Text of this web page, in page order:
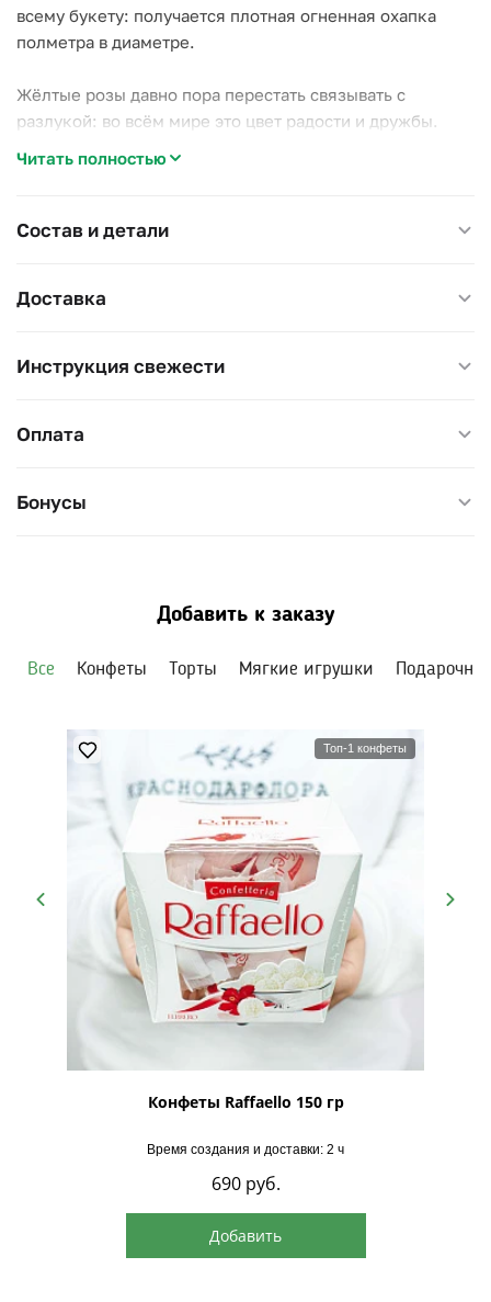
всему букету: получается плотная огненная охапка
полметра в диаметре.
Жёлтые розы давно пора перестать связывать с
разлукой: во всём мире это цвет радости и дружбы.
Читать полностью
Состав и детали
Доставка
Инструкция свежести
Оплата
Бонусы
Добавить к заказу
Все Конфеты Торты Мягкие игрушки
Топ-1 конфеты
Конфеты Raffaello 150 гр
Время создания и доставки: 2 ч
690 руб.
Добавить